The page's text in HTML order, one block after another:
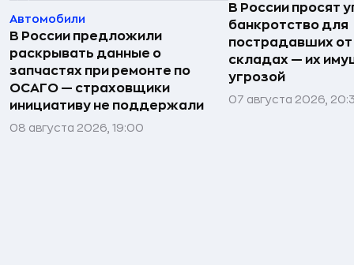
Автомобили
В России предложили
раскрывать данные о
запчастях при ремонте по
ОСАГО — страховщики
инициативу не поддержали
08 августа 2026, 19:00
В России просят
банкротство для
пострадавших
складах — их
угрозой
07 августа 2026,